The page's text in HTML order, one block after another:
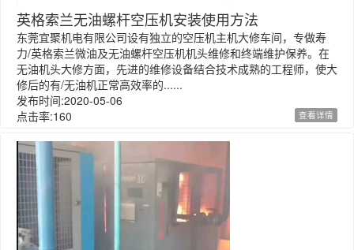
英格索兰无油螺杆空压机安装使用方法
东莞宜聚机电有限公司设有独立的空压机主机大修车间，专做寿
力/英格索兰微油及无油螺杆空压机机头维修和终端维护保养。在
无油机头大修方面，先进的维修设备结合技术成熟的工程师，使大
修后的有/无油机正常高效率的......
发布时间:2020-05-06
点击率:160
查看详情